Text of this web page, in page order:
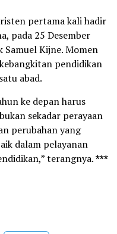
pertama kali hadir
pada 25 Desember
Samuel Kijne. Momen
pendidikan
abad.
ke depan harus
sekadar perayaan
perubahan yang
dalam pelayanan
terangnya.***